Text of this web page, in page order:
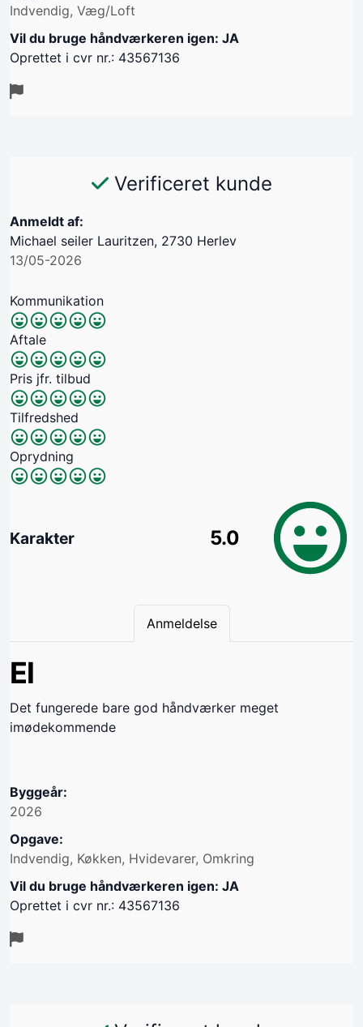
Indvendig, Væg/Loft
Vil du bruge håndværkeren igen: JA
Oprettet i cvr nr.: 43567136
Verificeret kunde
Anmeldt af:
Michael seiler Lauritzen, 2730 Herlev
13/05-2026
Kommunikation
Aftale
Pris jfr. tilbud
Tilfredshed
Oprydning
Karakter 5.0
Anmeldelse
El
Det fungerede bare god håndværker meget
imødekommende
Byggeår:
2026
Opgave:
Indvendig, Køkken, Hvidevarer, Omkring
Vil du bruge håndværkeren igen: JA
Oprettet i cvr nr.: 43567136